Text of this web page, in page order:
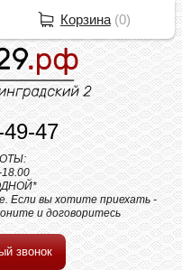
47
Если вы хотите приехать -
и договоритесь
звонок
Корзина(0)